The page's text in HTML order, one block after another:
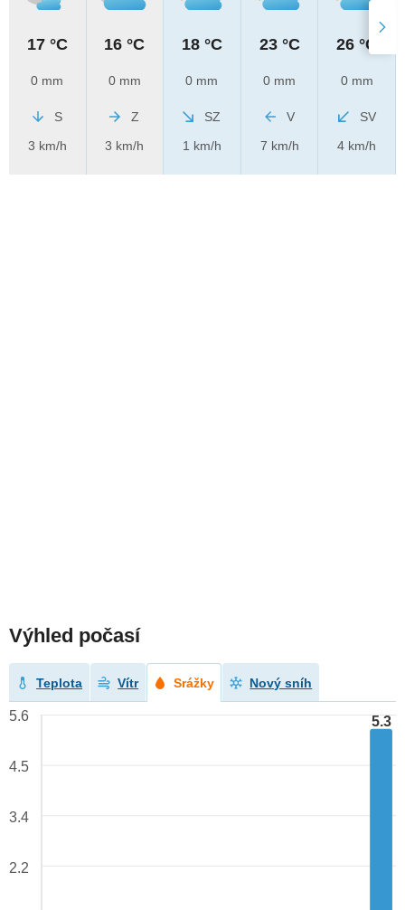
17 °C
0 mm
S
3 km/h
16 °C
0 mm
Z
3 km/h
18 °C
0 mm
SZ
1 km/h
23 °C
0 mm
V
7 km/h
26 °C
0 mm
SV
4 km/h
Výhled počasí
Teplota Vítr Srážky Nový sníh
5.3
5.6
4.5
3.4
2.2